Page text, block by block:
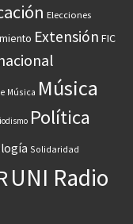
Elecciones
Extensión FIC
Música Música
Política
Solidaridad
UNI Radio